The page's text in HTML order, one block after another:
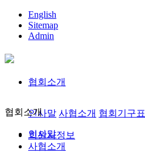
English
Sitemap
Admin
협회소개
인사말 사협소개 협회기구표
회원사정보
협회소개
인사말
사협소개